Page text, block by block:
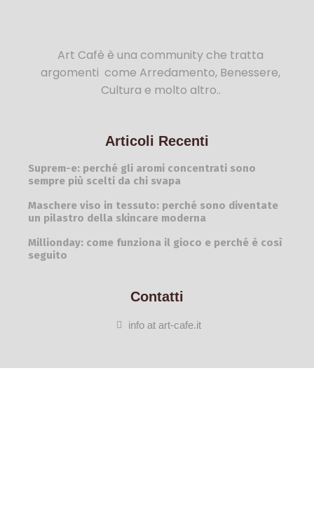
Art Cafè è una community che tratta
argomenti come Arredamento, Benessere,
Cultura e molto altro..
Articoli Recenti
Suprem-e: perché gli aromi concentrati sono
sempre più scelti da chi svapa
Maschere viso in tessuto: perché sono diventate
un pilastro della skincare moderna
Millionday: come funziona il gioco e perché è così
seguito
Contatti
info at art-cafe.it